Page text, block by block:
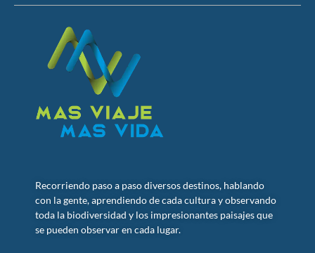
Recorriendo paso a paso diversos destinos, hablando
con la gente, aprendiendo de cada cultura y observando
toda la biodiversidad y los impresionantes paisajes que
se pueden observar en cada lugar.